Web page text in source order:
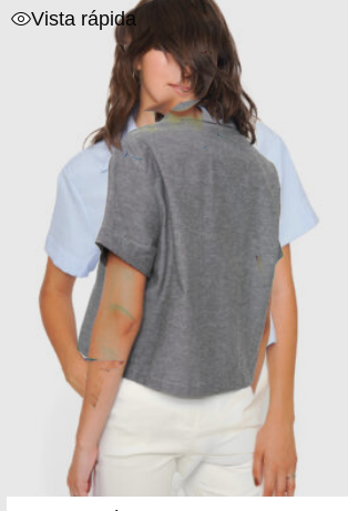
Vista rápida